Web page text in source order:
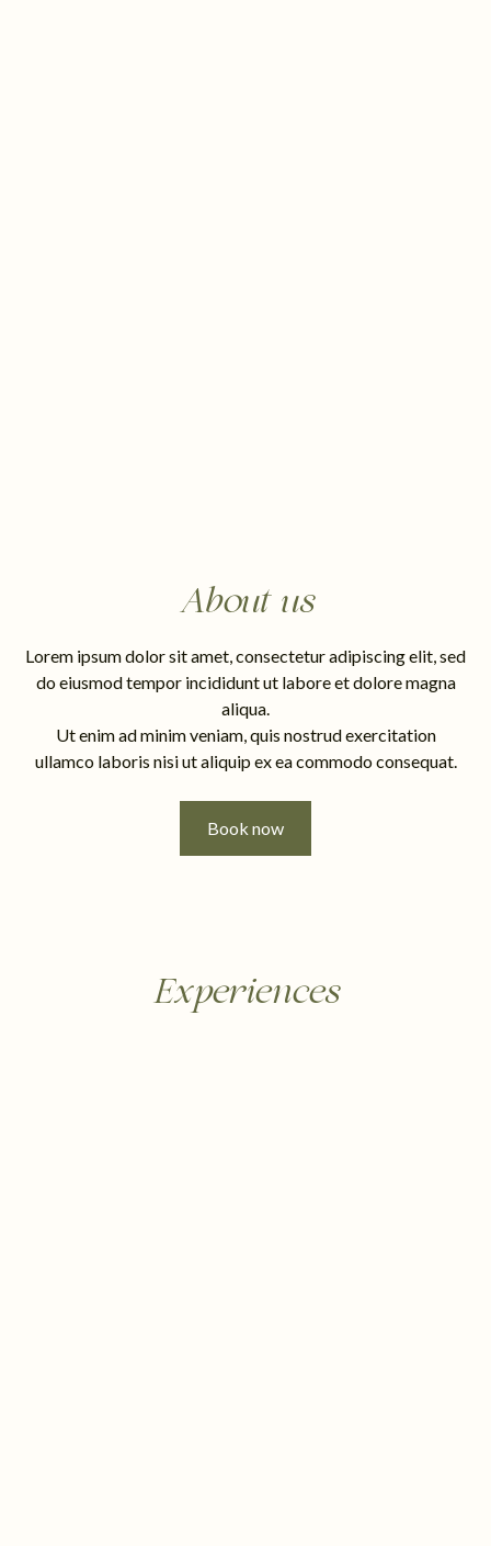
About us
Lorem ipsum dolor sit amet, consectetur adipiscing elit, sed
do eiusmod tempor incididunt ut labore et dolore magna
aliqua.
Ut enim ad minim veniam, quis nostrud exercitation
ullamco laboris nisi ut aliquip ex ea commodo consequat.
Book now
Experiences